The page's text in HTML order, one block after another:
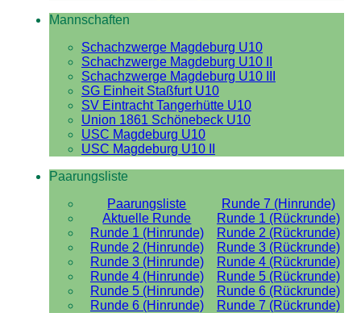
Mannschaften
Schachzwerge Magdeburg U10
Schachzwerge Magdeburg U10 II
Schachzwerge Magdeburg U10 III
SG Einheit Staßfurt U10
SV Eintracht Tangerhütte U10
Union 1861 Schönebeck U10
USC Magdeburg U10
USC Magdeburg U10 II
Paarungsliste
Paarungsliste
Runde 7 (Hinrunde)
Aktuelle Runde
Runde 1 (Rückrunde)
Runde 1 (Hinrunde)
Runde 2 (Rückrunde)
Runde 2 (Hinrunde)
Runde 3 (Rückrunde)
Runde 3 (Hinrunde)
Runde 4 (Rückrunde)
Runde 4 (Hinrunde)
Runde 5 (Rückrunde)
Runde 5 (Hinrunde)
Runde 6 (Rückrunde)
Runde 6 (Hinrunde)
Runde 7 (Rückrunde)